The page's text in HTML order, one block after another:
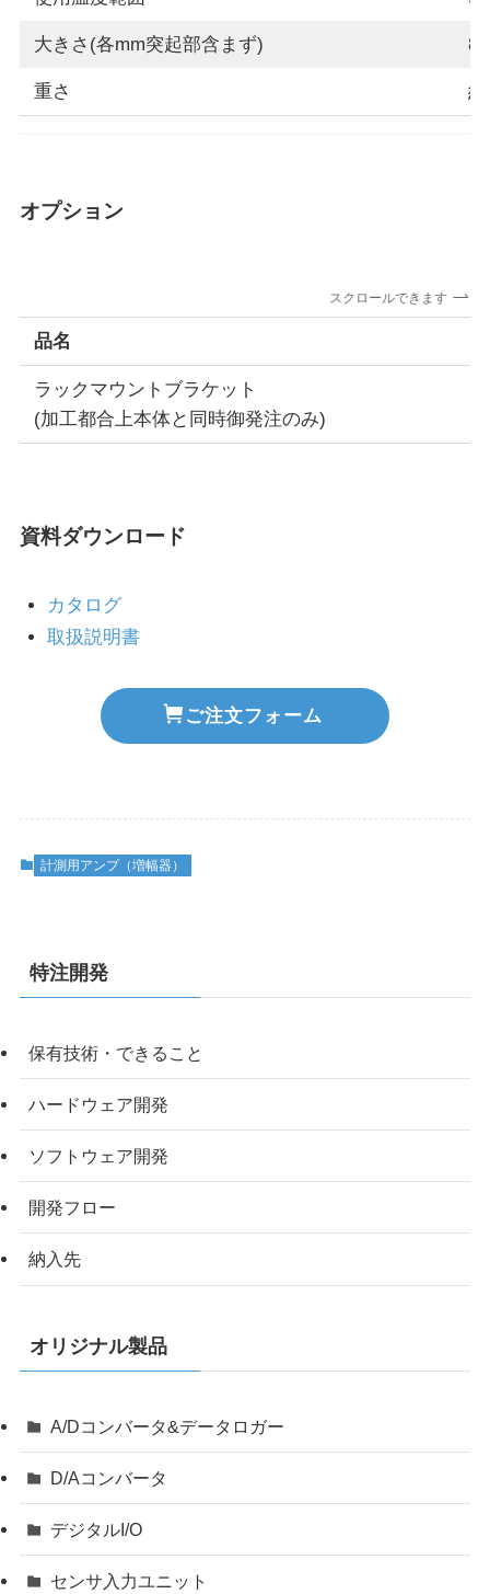
大きさ(各mm突起部含まず)
重さ 約
オプション
スクロールできます
品名
ラックマウントブラケット
(加工都合上本体と同時御発注のみ)
資料ダウンロード
カタログ
取扱説明書
ご注文フォーム
計測用アンプ（増幅器）
特注開発
保有技術・できること
ハードウェア開発
ソフトウェア開発
開発フロー
納入先
オリジナル製品
A/Dコンバータ&データロガー
D/Aコンバータ
デジタルI/O
センサ入力ユニット